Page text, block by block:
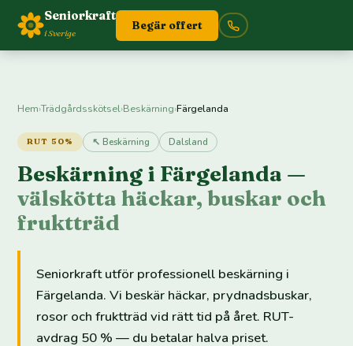
Seniorkraft
i Sverige
Begär offert
Hem›Trädgårdsskötsel›Beskärning›Färgelanda
RUT 50% ↖ Beskärning Dalsland
Beskärning i Färgelanda —
välskötta häckar, buskar och
fruktträd
Seniorkraft utför professionell beskärning i
Färgelanda. Vi beskär häckar, prydnadsbuskar,
rosor och fruktträd vid rätt tid på året. RUT-
avdrag 50 % — du betalar halva priset.